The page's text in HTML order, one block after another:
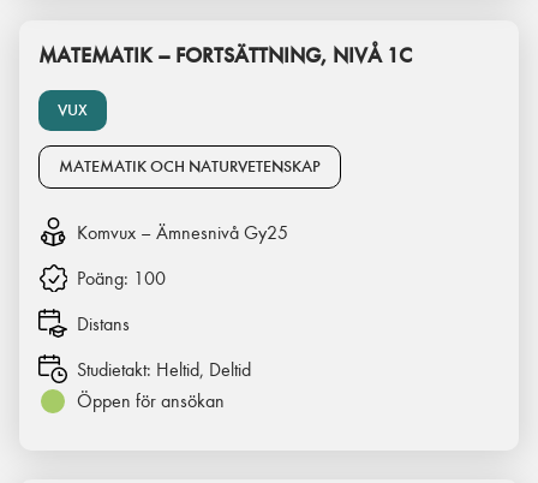
VUX
MATEMATIK – FORTSÄTTNING, NIVÅ 1C
MATEMATIK OCH NATURVETENSKAP
Komvux – Ämnesnivå Gy25
Poäng: 100
Distans
Studietakt: Heltid, Deltid
Öppen för ansökan